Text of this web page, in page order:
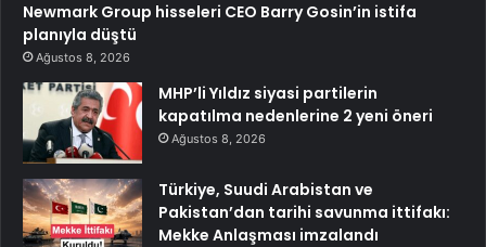
Newmark Group hisseleri CEO Barry Gosin’in istifa
planıyla düştü
Ağustos 8, 2026
MHP’li Yıldız siyasi partilerin
kapatılma nedenlerine 2 yeni öneri
Ağustos 8, 2026
Türkiye, Suudi Arabistan ve
Pakistan’dan tarihi savunma ittifakı:
Mekke Anlaşması imzalandı